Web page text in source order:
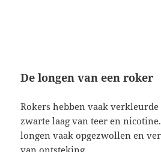
De longen van een roker
Rokers hebben vaak
zwarte laag van teer en
longen vaak opgezwollen en